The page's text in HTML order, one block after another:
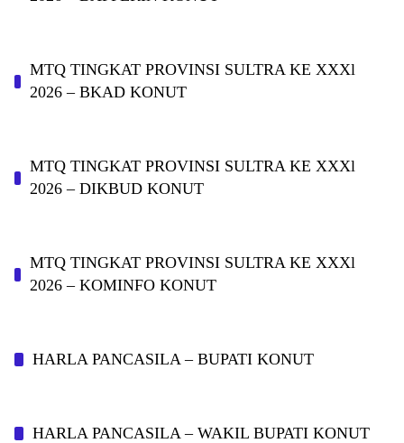
MTQ TINGKAT PROVINSI SULTRA KE XXXl
2026 – BKAD KONUT
MTQ TINGKAT PROVINSI SULTRA KE XXXl
2026 – DIKBUD KONUT
MTQ TINGKAT PROVINSI SULTRA KE XXXl
2026 – KOMINFO KONUT
HARLA PANCASILA – BUPATI KONUT
HARLA PANCASILA – WAKIL BUPATI KONUT